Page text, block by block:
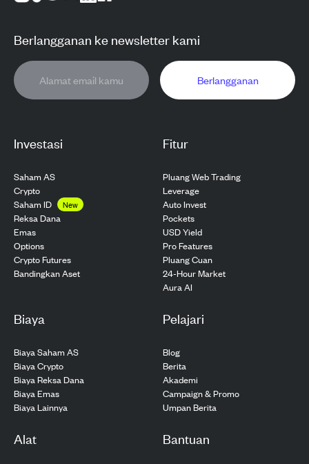
Investasi
Saham AS
Crypto
Saham ID
New
Reksa Dana
Emas
Options
Crypto Futures
Bandingkan Aset
Fitur
Pluang Web Trading
Leverage
Auto Invest
Pockets
USD Yield
Pro Features
Pluang Cuan
24-Hour Market
Aura AI
Biaya
Biaya Saham AS
Biaya Crypto
Biaya Reksa Dana
Biaya Emas
Biaya Lainnya
Pelajari
Blog
Berita
Akademi
Campaign & Promo
Umpan Berita
Alat Bantuan
Berlangganan ke newsletter kami
Berlangganan